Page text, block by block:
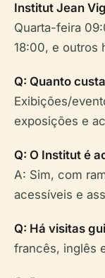
Institut Jean
Quarta-feira
18:00, e outros
Q: Quanto
Exibições/
exposições e
Q: O Institut é
A: Sim, com
acessíveis e
Q: Há visitas
francês, inglês